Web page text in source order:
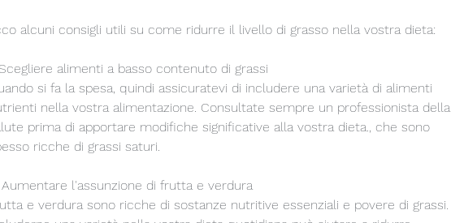
alcuni consigli utili su come ridurre il livello di grasso nella vostra dieta:
alimenti a basso contenuto di grassi
si fa la spesa, quindi assicuratevi di includere una varietà di alimenti
nella vostra alimentazione. Consultate sempre un professionista della
prima di apportare modifiche significative alla vostra dieta., che sono
ricche di grassi saturi.
l'assunzione di frutta e verdura
e verdura sono ricche di sostanze nutritive essenziali e povere di grassi.